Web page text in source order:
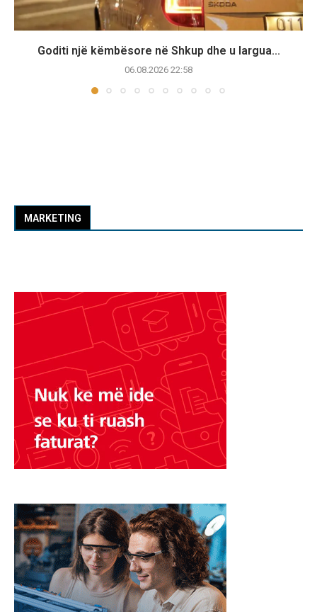
Goditi një këmbësore në Shkup dhe u largua...
06.08.2026 22:58
MARKETING